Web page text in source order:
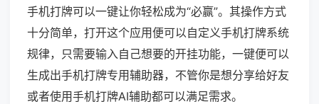
手机打牌可以一键让你轻松成为“必赢”。其操作方式
十分简单，打开这个应用便可以自定义手机打牌系统
规律，只需要输入自己想要的开挂功能，一键便可以
生成出手机打牌专用辅助器，不管你是想分享给好友
或者使用手机打牌AI辅助都可以满足需求。